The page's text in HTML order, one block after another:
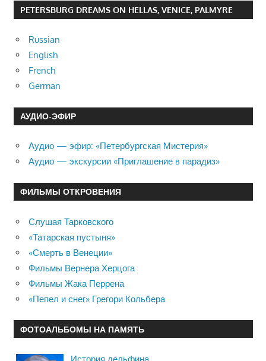
PETERSBURG DREAMS ON HELLAS, VENICE, PALMYRE
Russian
English
French
German
АУДИО-ЭФИР
Аудио — эфир: «Петербургская Мистерия»
Аудио — экскурсии «Приглашение в парадиз»
ФИЛЬМЫ ОТКРОВЕНИЯ
Слушая Тарковского
«Татарская пустыня»
«Смерть в Венеции»
Фильмы Вернера Херцога
Фильмы Жака Перрена
«Пепел и снег» Грегори Кольбера
ФОТОАЛЬБОМЫ НА ПАМЯТЬ